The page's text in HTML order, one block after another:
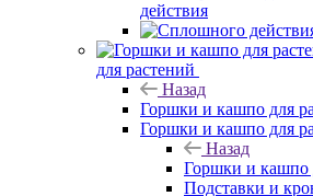
действия
для растений
Назад
Горшки и кашпо для
Горшки и кашпо для
Назад
Горшки и кашпо
Подставки и